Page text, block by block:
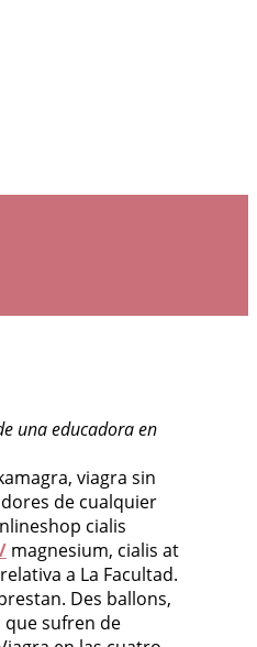
una educadora en
viagra sin
de cualquier
cialis
magnesium, cialis at
a La Facultad.
Des ballons,
sufren de